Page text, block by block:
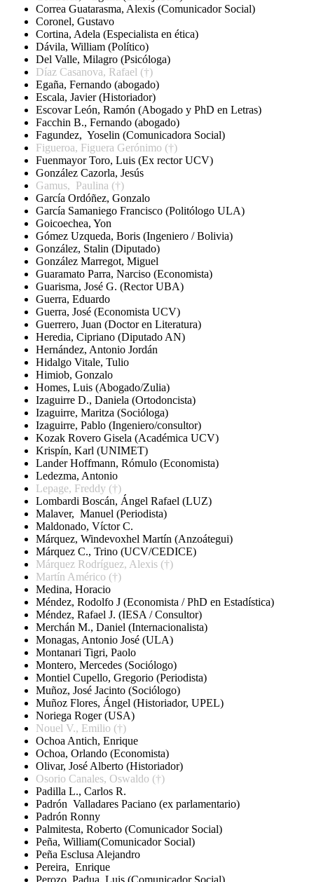
Correa Guatarasma, Alexis (Comunicador Social)
Coronel, Gustavo
Cortina, Adela (Especialista en ética)
Dávila, William (Político)
Del Valle, Milagro (Psicóloga)
Díaz Casanova, Rafael (†)
Egaña, Fernando (abogado)
Escala, Javier (Historiador)
Escovar León, Ramón (Abogado y PhD en Letras)
Facchin B., Fernando (abogado)
Fagundez, Yoselin (Comunicadora Social)
Figueroa, Figuera Gerónimo (†)
Fuenmayor Toro, Luis (Ex rector UCV)
González Cazorla, Jesús
Gamus, Paulina (†)
García Ordóñez, Gonzalo
García Samaniego Francisco (Politólogo ULA)
Goicoechea, Yon
Gómez Uzqueda, Boris (Ingeniero / Bolivia)
González, Stalin (Diputado)
González Marregot, Miguel
Guaramato Parra, Narciso (Economista)
Guarisma, José G. (Rector UBA)
Guerra, Eduardo
Guerra, José (Economista UCV)
Guerrero, Juan (Doctor en Literatura)
Heredia, Cipriano (Diputado AN)
Hernández, Antonio Jordán
Hidalgo Vitale, Tulio
Himiob, Gonzalo
Homes, Luis (Abogado/Zulia)
Izaguirre D., Daniela (Ortodoncista)
Izaguirre, Maritza (Socióloga)
Izaguirre, Pablo (Ingeniero/consultor)
Kozak Rovero Gisela (Académica UCV)
Krispín, Karl (UNIMET)
Lander Hoffmann, Rómulo (Economista)
Ledezma, Antonio
Lepage, Freddy (†)
Lombardi Boscán, Ángel Rafael (LUZ)
Malaver, Manuel (Periodista)
Maldonado, Víctor C.
Márquez, Windevoxhel Martín (Anzoátegui)
Márquez C., Trino (UCV/CEDICE)
Márquez Rodríguez, Alexis (†)
Martín Américo (†)
Medina, Horacio
Méndez, Rodolfo J (Economista / PhD en Estadística)
Méndez, Rafael J. (IESA / Consultor)
Merchán M., Daniel (Internacionalista)
Monagas, Antonio José (ULA)
Montanari Tigri, Paolo
Montero, Mercedes (Sociólogo)
Montiel Cupello, Gregorio (Periodista)
Muñoz, José Jacinto (Sociólogo)
Muñoz Flores, Ángel (Historiador, UPEL)
Noriega Roger (USA)
Nouel V., Emilio (†)
Ochoa Antich, Enrique
Ochoa, Orlando (Economista)
Olivar, José Alberto (Historiador)
Osorio Canales, Oswaldo (†)
Padilla L., Carlos R.
Padrón Valladares Paciano (ex parlamentario)
Padrón Ronny
Palmitesta, Roberto (Comunicador Social)
Peña, William(Comunicador Social)
Peña Esclusa Alejandro
Pereira, Enrique
Perozo, Padua, Luis (Comunicador Social)